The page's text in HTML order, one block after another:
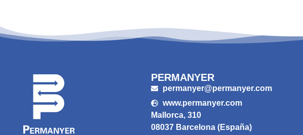
PERMANYER
permanyer@permanyer.com
www.permanyer.com
Mallorca, 310
08037 Barcelona (España)